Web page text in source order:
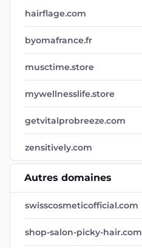
hairflage.com
byomafrance.fr
musctime.store
mywellnesslife.store
getvitalprobreeze.com
zensitively.com
Autres domaines
swisscosmeticofficial.com
shop-salon-picky-hair.com